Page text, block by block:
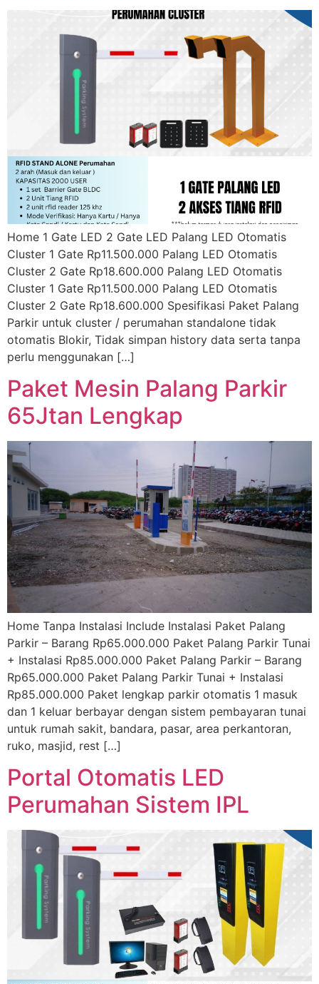
Home 1 Gate LED 2 Gate LED Palang LED Otomatis
Cluster 1 Gate Rp11.500.000 Palang LED Otomatis
Cluster 2 Gate Rp18.600.000 Palang LED Otomatis
Cluster 1 Gate Rp11.500.000 Palang LED Otomatis
Cluster 2 Gate Rp18.600.000 Spesifikasi Paket Palang
Parkir untuk cluster / perumahan standalone tidak
otomatis Blokir, Tidak simpan history data serta tanpa
perlu menggunakan […]
Paket Mesin Palang Parkir
65Jtan Lengkap
Home Tanpa Instalasi Include Instalasi Paket Palang
Parkir – Barang Rp65.000.000 Paket Palang Parkir Tunai
+ Instalasi Rp85.000.000 Paket Palang Parkir – Barang
Rp65.000.000 Paket Palang Parkir Tunai + Instalasi
Rp85.000.000 Paket lengkap parkir otomatis 1 masuk
dan 1 keluar berbayar dengan sistem pembayaran tunai
untuk rumah sakit, bandara, pasar, area perkantoran,
ruko, masjid, rest […]
Portal Otomatis LED
Perumahan Sistem IPL